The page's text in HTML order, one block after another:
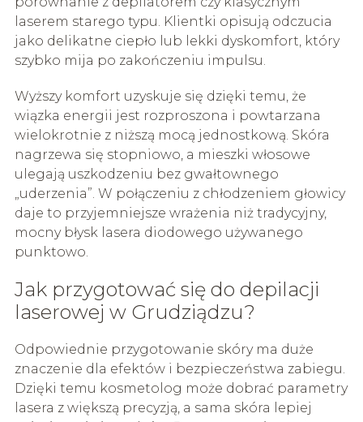
laserem starego typu. Klientki opisują odczucia
jako delikatne ciepło lub lekki dyskomfort, który
szybko mija po zakończeniu impulsu.
Wyższy komfort uzyskuje się dzięki temu, że
wiązka energii jest rozproszona i powtarzana
wielokrotnie z niższą mocą jednostkową. Skóra
nagrzewa się stopniowo, a mieszki włosowe
ulegają uszkodzeniu bez gwałtownego
„uderzenia”. W połączeniu z chłodzeniem głowicy
daje to przyjemniejsze wrażenia niż tradycyjny,
mocny błysk lasera diodowego używanego
punktowo.
Jak przygotować się do depilacji
laserowej w Grudziądzu?
Odpowiednie przygotowanie skóry ma duże
znaczenie dla efektów i bezpieczeństwa zabiegu.
Dzięki temu kosmetolog może dobrać parametry
lasera z większą precyzją, a sama skóra lepiej